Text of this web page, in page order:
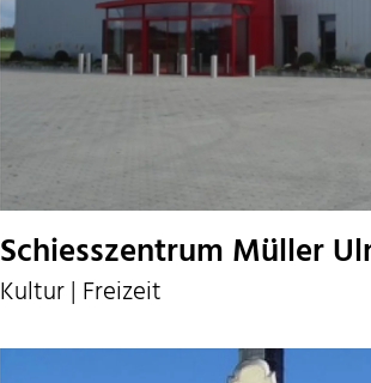
Schiesszentrum Müller
Kultur | Freizeit